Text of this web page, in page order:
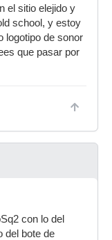
el sitio elejido y
school, y estoy
logotipo de sonor
que pasar por
con lo del
del bote de